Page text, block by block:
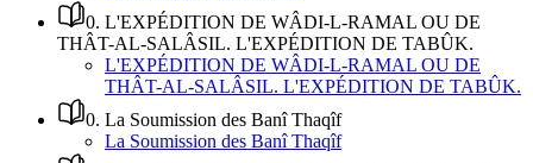
0. L'EXPÉDITION DE WÂDI-L-RAMAL OU DE
THÂT-AL-SALÂSIL. L'EXPÉDITION DE TABÛK.
L'EXPÉDITION DE WÂDI-L-RAMAL OU DE
THÂT-AL-SALÂSIL. L'EXPÉDITION DE TABÛK.
0. La Soumission des Banî Thaqîf
La Soumission des Banî Thaqîf